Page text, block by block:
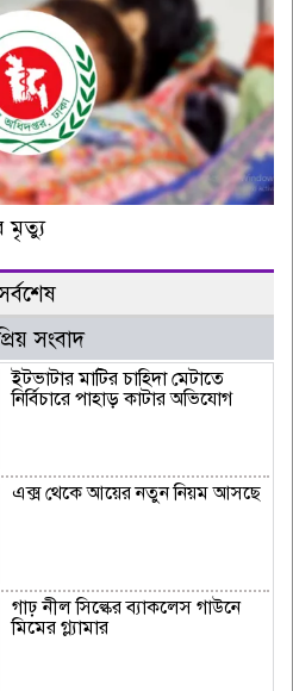
মৃত্যু
সংবাদ
ইটভাটার মাটির চাহিদা মেটাতে
নির্বিচারে পাহাড় কাটার অভিযোগ
এক্স থেকে আয়ের নতুন নিয়ম আসছে
গাঢ় নীল সিল্কের ব্যাকলেস গাউনে
মিমের গ্ল্যামার